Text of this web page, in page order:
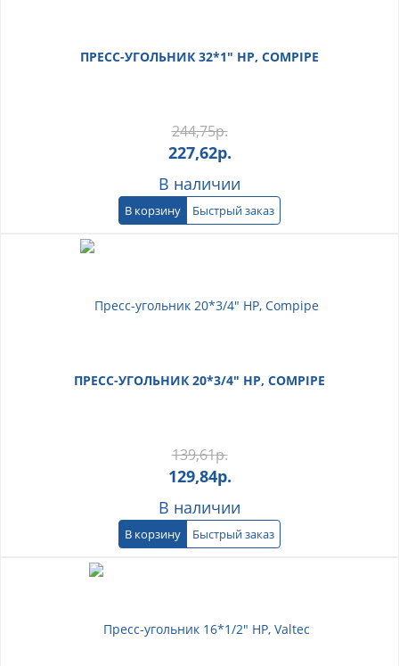
ПРЕСС-УГОЛЬНИК 32*1" НР, COMPIPE
244,75р.
227,62р.
В наличии
В корзину Быстрый заказ
ПРЕСС-УГОЛЬНИК 20*3/4" НР, COMPIPE
139,61р.
129,84р.
В наличии
В корзину Быстрый заказ